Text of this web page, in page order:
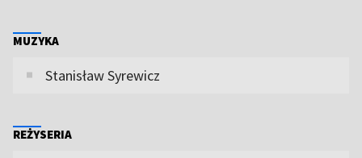
MUZYKA
Stanisław Syrewicz
REŻYSERIA